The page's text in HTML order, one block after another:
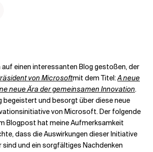
auf einen interessanten Blog gestoßen, der
von Microsoftmit dem Titel:Aneue
neue Ära der gemeinsamen Innovation.
begeistert und besorgt über diese neue
von Microsoft. Der folgende
Blogpost hat meine Aufmerksamkeit
dass die Auswirkungen dieser Initiative
sind und ein sorgfältiges Nachdenken